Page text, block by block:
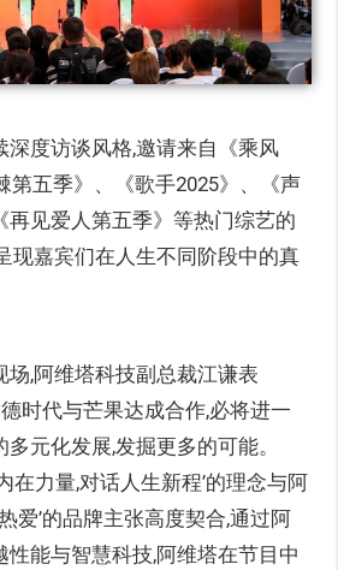
深度访谈风格,邀请来自《乘风
第五季》、《歌手2025》、《声
再见爱人第五季》等热门综艺的
现嘉宾们在人生不同阶段中的真
场,阿维塔科技副总裁江谦表
时代与芒果达成合作,必将进一
元化发展,发掘更多的可能。
在力量,对话人生新程’的理念与阿
爱’的品牌主张高度契合,通过阿
性能与智慧科技,阿维塔在节目中